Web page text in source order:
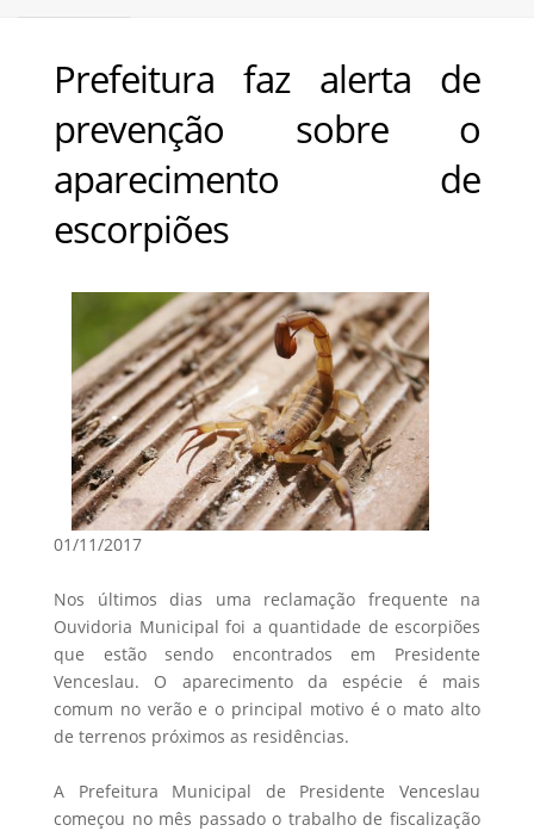
Prefeitura faz alerta de
prevenção sobre o
aparecimento de
escorpiões
01/11/2017
Nos últimos dias uma reclamação frequente na
Ouvidoria Municipal foi a quantidade de escorpiões
que estão sendo encontrados em Presidente
Venceslau. O aparecimento da espécie é mais
comum no verão e o principal motivo é o mato alto
de terrenos próximos as residências.
A Prefeitura Municipal de Presidente Venceslau
começou no mês passado o trabalho de fiscalização